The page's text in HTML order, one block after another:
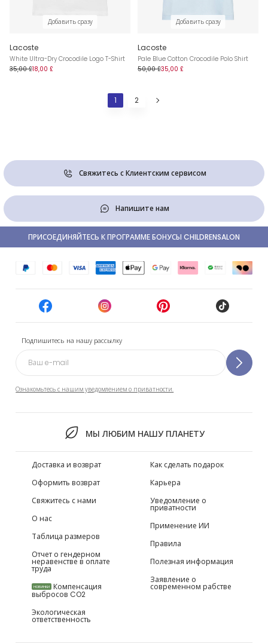
Добавить сразу
Lacoste
White Ultra-Dry Crocodile Logo T-Shirt
35,00 £18,00 £
Добавить сразу
Lacoste
Pale Blue Cotton Crocodile Polo Shirt
50,00 £35,00 £
1 2
Свяжитесь с Клиентским сервисом
Напишите нам
Подпишитесь на нашу рассылку
Ознакомьтесь с нашим уведомлением о приватности.
МЫ ЛЮБИМ НАШУ ПЛАНЕТУ
ПРИСОЕДИНЯЙТЕСЬ К ПРОГРАММЕ БОНУСЫ CHILDRENSALON
Доставка и возврат
Оформить возврат
Свяжитесь с нами
О нас
Таблица размеров
Отчет о гендерном
неравенстве в оплате
труда
НОВИНКИ Компенсация
выбросов CO2
Экологическая
ответственность
Как сделать подарок
Карьера
Уведомление о
приватности
Применение ИИ
Правила
Полезная информация
Заявление о
современном рабстве